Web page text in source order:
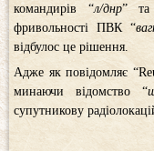
командирів “л/днр” та
фривольності ПВК “
відбулос це рішення.
Адже як повідомляє
минаючи відомство “
супутникову